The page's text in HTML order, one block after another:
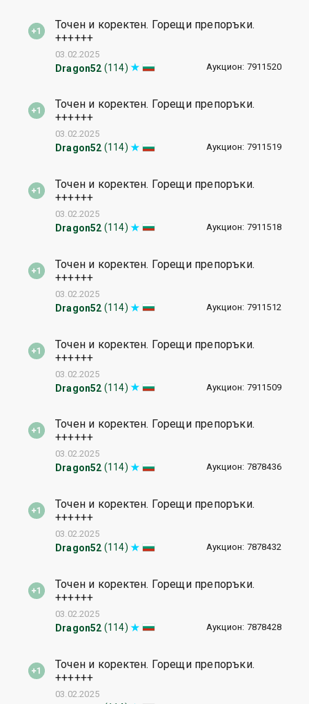
Точен и коректен. Горещи препоръки.
++++++
Dragon52 (114) Аукцион: 7911520
03.02.2025
Точен и коректен. Горещи препоръки.
++++++
Dragon52 (114) Аукцион: 7911519
03.02.2025
Точен и коректен. Горещи препоръки.
++++++
Dragon52 (114) Аукцион: 7911518
03.02.2025
Точен и коректен. Горещи препоръки.
++++++
Dragon52 (114) Аукцион: 7911512
03.02.2025
Точен и коректен. Горещи препоръки.
++++++
Dragon52 (114) Аукцион: 7911509
03.02.2025
Точен и коректен. Горещи препоръки.
++++++
Dragon52 (114) Аукцион: 7878436
03.02.2025
Точен и коректен. Горещи препоръки.
++++++
Dragon52 (114) Аукцион: 7878432
03.02.2025
Точен и коректен. Горещи препоръки.
++++++
Dragon52 (114) Аукцион: 7878428
03.02.2025
Точен и коректен. Горещи препоръки.
++++++
03.02.2025